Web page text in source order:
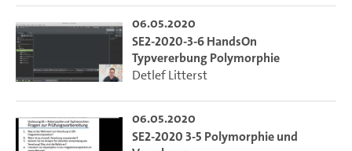
06.05.2020
SE2-2020-3-6 HandsOn
Typvererbung Polymorphie
Detlef Litterst
06.05.2020
SE2-2020 3-5 Polymorphie und